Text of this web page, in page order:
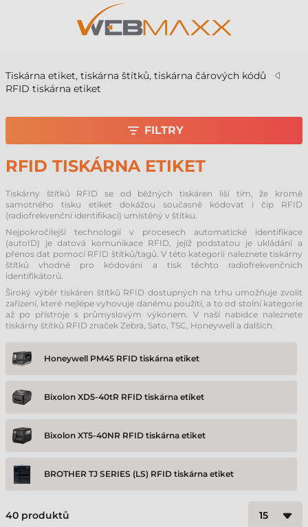
Tiskárna etiket, tiskárna štítků, tiskárna čárových kódů
RFID tiskárna etiket
RFID TISKÁRNA ETIKET
Tiskárny štítků RFID se od běžných tiskáren liší tím, že kromě
samotného tisku etiket dokážou současně kódovat i čip RFID
(radiofrekvenční identifikaci) umístěný v štítku.
Nejpokročilejší technologií v procesech automatické identifikace
(autoID) je datová komunikace RFID, jejíž podstatou je ukládání a
přenos dat pomocí RFID štítků/tagů. V této kategorii naleznete tiskárny
štítků vhodné pro kódování a tisk těchto radiofrekvenčních
identifikátorů.
Široký výběr tiskáren štítků RFID dostupných na trhu umožňuje zvolit
zařízení, které nejlépe vyhovuje danému použití, a to od stolní kategorie
až po přístroje s průmyslovým výkonem. V naší nabídce naleznete
tiskárny štítků RFID značek Zebra, Sato, TSC, Honeywell a dalších.
Honeywell PM45 RFID tiskárna etiket
Bixolon XD5-40tR RFID tiskárna etiket
Bixolon XT5-40NR RFID tiskárna etiket
BROTHER TJ SERIES (LS) RFID tiskárna etiket
TSC Printronix Auto ID T4000 RFID tiskárna etiket
40 produktů
FILTRY